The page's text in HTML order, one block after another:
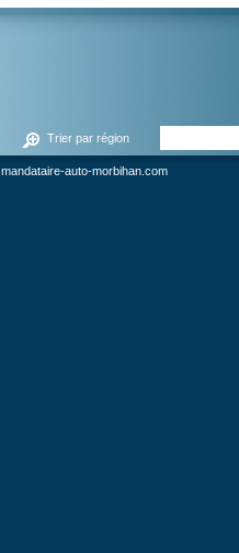
Trier par région
mandataire-auto-morbihan.com